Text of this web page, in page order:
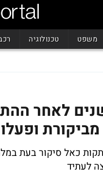
משפט טכנולוגיה
לאחר
כאל סיקור בעת
לעתיד